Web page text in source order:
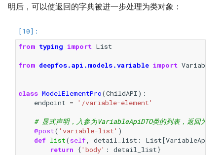
明后，可以使返回的字典被进一步处理为类对象：
from typing import List
from deepfos.api.models.variable import
class ModelElementPro(ChildAPI):
endpoint = '/variable-element'
# 显式声明，入参为VariableApiDTO类的列表，返回为
@post( 'variable-list' )
def list(self, detail_list : List[
return
{'body' : detail_list}